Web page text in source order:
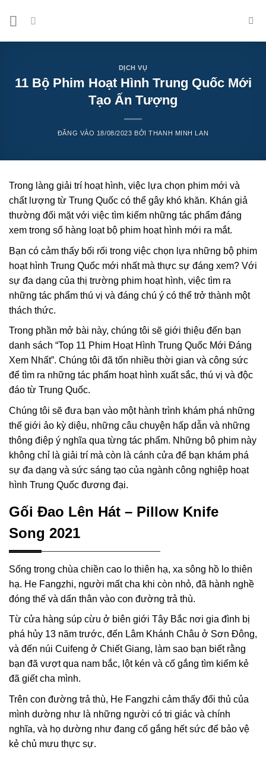
DỊCH VỤ
11 Bộ Phim Hoạt Hình Trung Quốc Mới
Tạo Ấn Tượng
ĐĂNG VÀO 18/08/2023 BỞITHANH MINH LAN
Trong làng giải trí hoạt hình, việc lựa chọn phim mới và
chất lượng từ Trung Quốc có thể gây khó khăn. Khán giả
thường đối mặt với việc tìm kiếm những tác phẩm đáng
xem trong số hàng loạt bộ phim hoạt hình mới ra mắt.
Bạn có cảm thấy bối rối trong việc chọn lựa những bộ phim
hoạt hình Trung Quốc mới nhất mà thực sự đáng xem? Với
sự đa dạng của thị trường phim hoạt hình, việc tìm ra
những tác phẩm thú vị và đáng chú ý có thể trở thành một
thách thức.
Trong phần mở bài này, chúng tôi sẽ giới thiệu đến bạn
danh sách “Top 11 Phim Hoạt Hình Trung Quốc Mới Đáng
Xem Nhất”. Chúng tôi đã tốn nhiều thời gian và công sức
để tìm ra những tác phẩm hoạt hình xuất sắc, thú vị và độc
đáo từ Trung Quốc.
Chúng tôi sẽ đưa bạn vào một hành trình khám phá những
thế giới ảo kỳ diệu, những câu chuyện hấp dẫn và những
thông điệp ý nghĩa qua từng tác phẩm. Những bộ phim này
không chỉ là giải trí mà còn là cánh cửa để bạn khám phá
sự đa dạng và sức sáng tạo của ngành công nghiệp hoạt
hình Trung Quốc đương đại.
Gối Đao Lên Hát – Pillow Knife
Song 2021
Sống trong chùa chiền cao lo thiên hạ, xa sông hồ lo thiên
hạ. He Fangzhi, người mất cha khi còn nhỏ, đã hành nghề
đóng thế và dấn thân vào con đường trả thù.
Từ cửa hàng súp cừu ở biên giới Tây Bắc nơi gia đình bị
phá hủy 13 năm trước, đến Lâm Khánh Châu ở Sơn Đông,
và đến núi Cuifeng ở Chiết Giang, làm sao bạn biết rằng
bạn đã vượt qua nam bắc, lột kén và cố gắng tìm kiếm kẻ
đã giết cha mình.
Trên con đường trả thù, He Fangzhi cảm thấy đối thủ của
mình dường như là những người có tri giác và chính
nghĩa, và họ dường như đang cố gắng hết sức để bảo vệ
kẻ chủ mưu thực sự.